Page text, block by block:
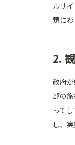
ルサ
類に
2.
政府
部の
って
し、